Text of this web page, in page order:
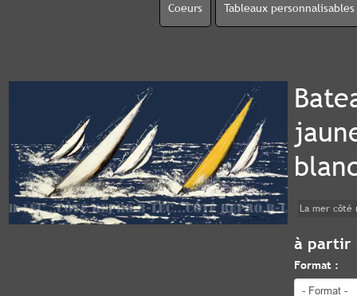
Coeurs Tableaux personnalisables
La mer côté
à partir
Format :